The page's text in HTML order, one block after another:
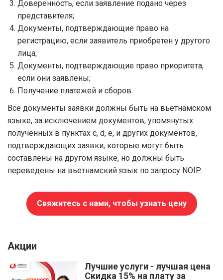
Доверенность, если заявление подано через
представителя;
Документы, подтверждающие право на
регистрацию, если заявитель приобретен у другого
лица;
Документы, подтверждающие право приоритета,
если они заявлены;
Получение платежей и сборов.
Все документы заявки должны быть на вьетнамском
языке, за исключением документов, упомянутых
полученных в пунктах c, d, e, и других документов,
подтверждающих заявки, которые могут быть
составлены на другом языке, но должны быть
переведены на вьетнамский язык по запросу NOIP.
Свяжитесь с нами, чтобы узнать цену
Акции
Лучшие услуги - лучшая цена
Скидка 15% на плату за